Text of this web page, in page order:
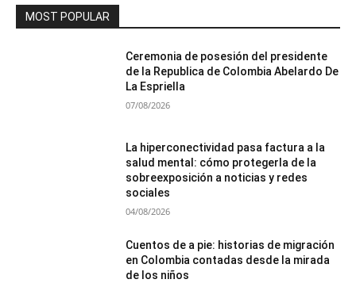
MOST POPULAR
Ceremonia de posesión del presidente
de la Republica de Colombia Abelardo De
La Espriella
07/08/2026
La hiperconectividad pasa factura a la
salud mental: cómo protegerla de la
sobreexposición a noticias y redes
sociales
04/08/2026
Cuentos de a pie: historias de migración
en Colombia contadas desde la mirada
de los niños